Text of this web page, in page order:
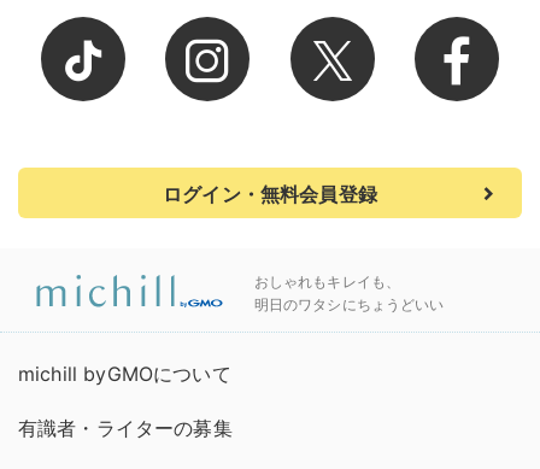
ログイン・無料会員登録
おしゃれもキレイも、
明日のワタシにちょうどいい
michill byGMOについて
有識者・ライターの募集